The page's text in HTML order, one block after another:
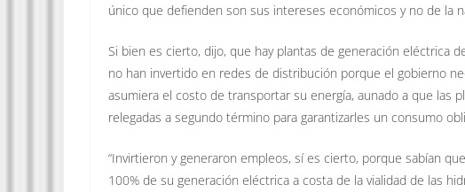
único que defienden son sus intereses económicos y no de la
Si bien es cierto, dijo, que hay plantas de generación eléctrica
no han invertido en redes de distribución porque el gobierno
asumiera el costo de transportar su energía, aunado a que las
relegadas a segundo término para garantizarles un consumo
“Invirtieron y generaron empleos, sí es cierto, porque sabían
100% de su generación eléctrica a costa de la vialidad de las